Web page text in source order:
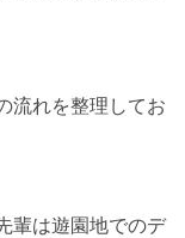
流れを整理してお
輩は遊園地でのデ